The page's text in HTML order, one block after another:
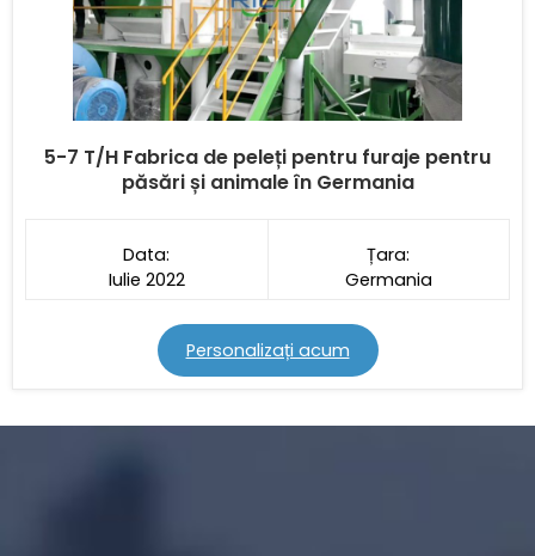
5-7 T/H Fabrica de peleți pentru furaje pentru
păsări și animale în Germania
Data:
Iulie 2022
Țara:
Germania
Personalizați acum